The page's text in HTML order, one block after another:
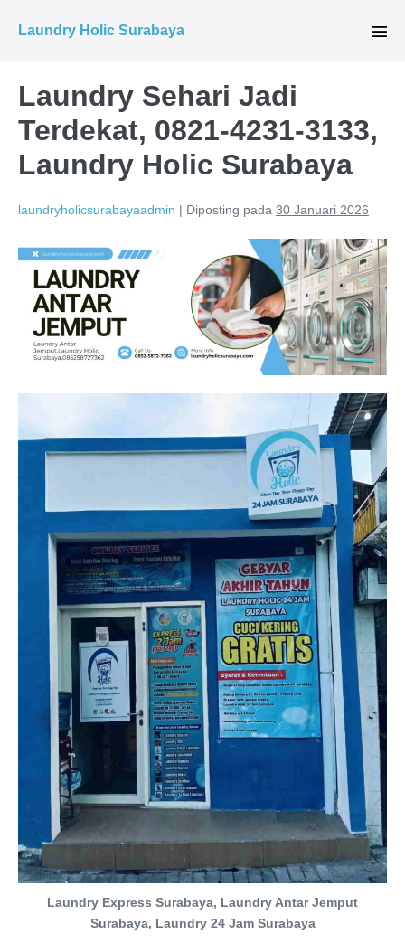
Laundry Holic Surabaya
Laundry Sehari Jadi
Terdekat, 0821-4231-3133,
Laundry Holic Surabaya
laundryholicsurabayaadmin | Diposting pada 30 Januari 2026
Laundry Express Surabaya, Laundry Antar Jemput
Surabaya, Laundry 24 Jam Surabaya